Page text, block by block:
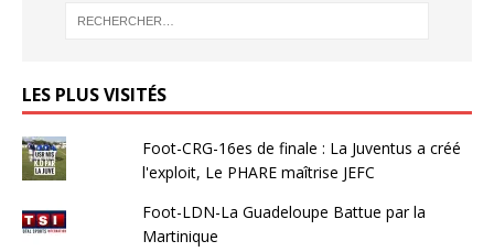
LES PLUS VISITÉS
Foot-CRG-16es de finale : La Juventus a créé
l'exploit, Le PHARE maîtrise JEFC
Foot-LDN-La Guadeloupe Battue par la
Martinique